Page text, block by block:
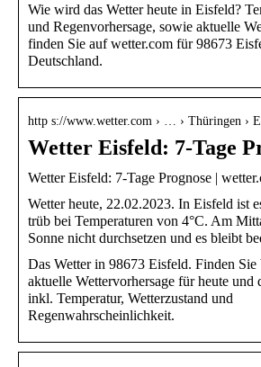
Wie wird das Wetter heute in Eisfeld?
und Regenvorhersage, sowie aktuelle
finden Sie auf wetter.com für 98673
Deutschland.
http s://www.wetter.com › … › Thüringen ›
Wetter Eisfeld: 7-Tage
Wetter Eisfeld: 7-Tage Prognose |
Wetter heute, 22.02.2023. In Eisfeld ist
trüb bei Temperaturen von 4°C. Am
Sonne nicht durchsetzen und es bleibt
Das Wetter in 98673 Eisfeld. Finden Sie
aktuelle Wettervorhersage für heute und
inkl. Temperatur, Wetterzustand und
Regenwahrscheinlichkeit.